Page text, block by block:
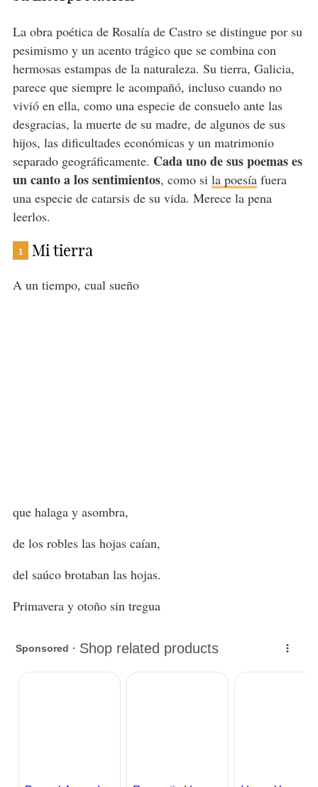
La obra poética de Rosalía de Castro se distingue por su
pesimismo y un acento trágico que se combina con
hermosas estampas de la naturaleza. Su tierra, Galicia,
parece que siempre le acompañó, incluso cuando no
vivió en ella, como una especie de consuelo ante las
desgracias, la muerte de su madre, de algunos de sus
hijos, las dificultades económicas y un matrimonio
separado geográficamente. Cada uno de sus poemas es
un canto a los sentimientos, como si la poesíafuera
una especie de catarsis de su vida. Merece la pena
leerlos.
1 Mi tierra
A un tiempo, cual sueño
que halaga y asombra,
de los robles las hojas caían,
del saúco brotaban las hojas.
Primavera y otoño sin tregua